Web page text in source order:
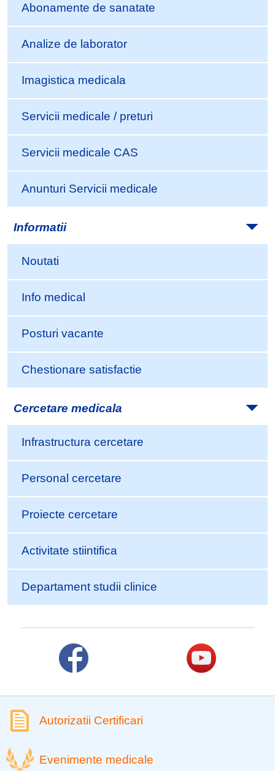
Abonamente de sanatate
Analize de laborator
Imagistica medicala
Servicii medicale / preturi
Servicii medicale CAS
Anunturi Servicii medicale
Informatii
Noutati
Info medical
Posturi vacante
Chestionare satisfactie
Cercetare medicala
Infrastructura cercetare
Personal cercetare
Proiecte cercetare
Activitate stiintifica
Departament studii clinice
Autorizatii Certificari
Evenimente medicale